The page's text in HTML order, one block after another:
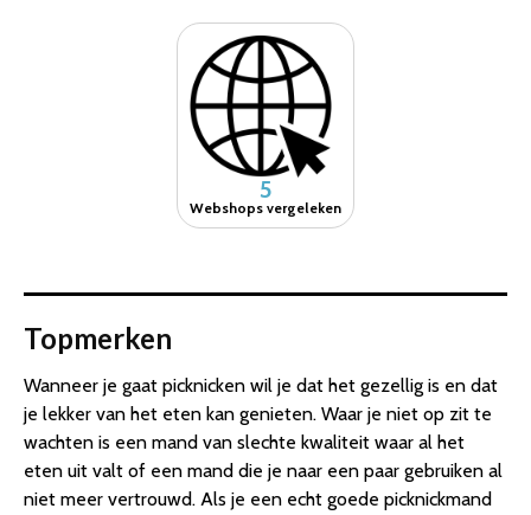
5
Webshops vergeleken
Topmerken
Wanneer je gaat picknicken wil je dat het gezellig is en dat
je lekker van het eten kan genieten. Waar je niet op zit te
wachten is een mand van slechte kwaliteit waar al het
eten uit valt of een mand die je naar een paar gebruiken al
niet meer vertrouwd. Als je een echt goede picknickmand